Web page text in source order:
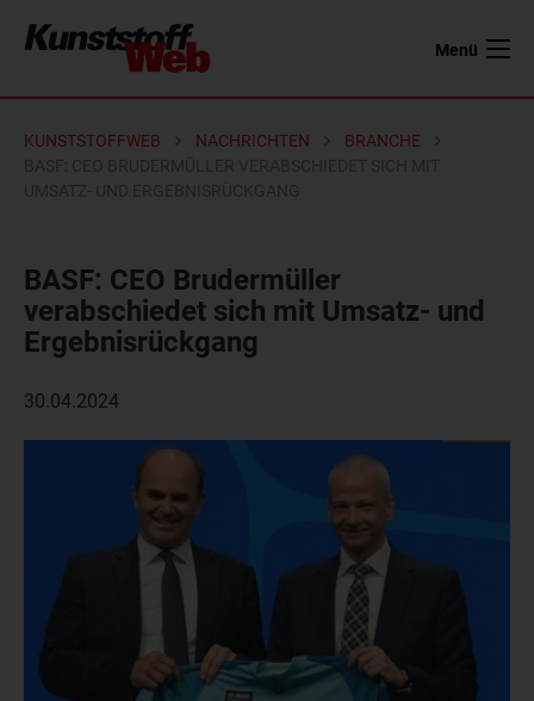
Menü
KUNSTSTOFFWEB NACHRICHTEN
BRANCHE
BASF: CEO Brudermüller
verabschiedet sich mit Umsatz- und
Ergebnisrückgang
30.04.2024